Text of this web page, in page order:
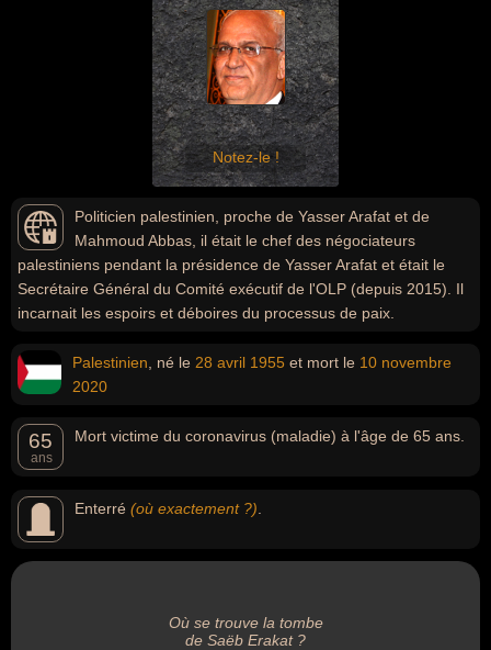
Notez-le !
Politicien palestinien, proche de Yasser Arafat et de
Mahmoud Abbas, il était le chef des négociateurs
palestiniens pendant la présidence de Yasser Arafat et était le
Secrétaire Général du Comité exécutif de l'OLP (depuis 2015). Il
incarnait les espoirs et déboires du processus de paix.
Palestinien , né le 28 avril 1955 et mort le 10 novembre
2020
65
ans
Mort victime du coronavirus (maladie) à l'âge de 65 ans.
Enterré (où exactement ?)
Où se trouve la tombe
de Saëb Erakat ?